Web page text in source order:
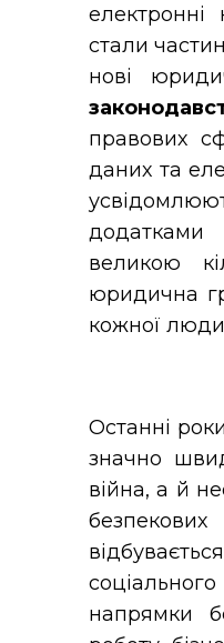
електронні
стали
нові
правових
даних та
великою
юридична
кожної
Останні
значно
війна, а й
напрямки